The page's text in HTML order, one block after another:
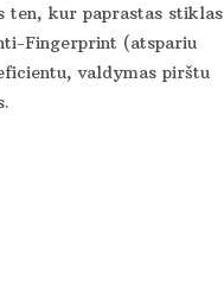
ten, kur paprastas stiklas
Fingerprint (atspariu
valdymas pirštu